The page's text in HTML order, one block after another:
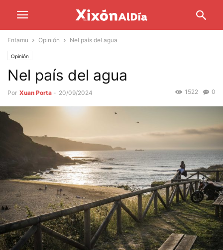
Entamu Opinión Nel país del agua
Opinión
Nel país del agua
Por Xuan Porta - 20/09/2024 0
1522